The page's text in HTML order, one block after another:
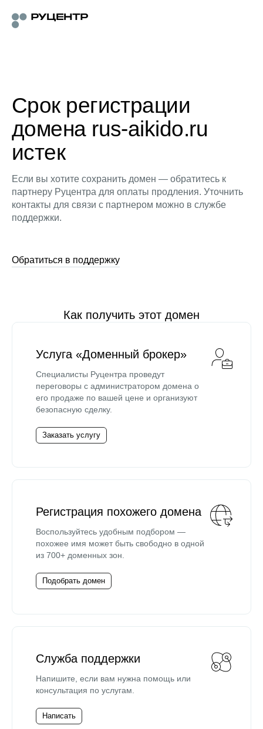
Срок регистрации
домена rus-aikido.ru
истек
Если вы хотите сохранить домен — обратитесь к
партнеру Руцентра для оплаты продления. Уточнить
контакты для связи с партнером можно в службе
поддержки.
Обратиться в поддержку
Как получить этот домен
Услуга «Доменный брокер»
Специалисты Руцентра проведут
переговоры с администратором домена о
его продаже по вашей цене и организуют
безопасную сделку.
Заказать услугу
Регистрация похожего домена
Воспользуйтесь удобным подбором —
похожее имя может быть свободно в одной
из 700+ доменных зон.
Подобрать домен
Служба поддержки
Напишите, если вам нужна помощь или
консультация по услугам.
Написать